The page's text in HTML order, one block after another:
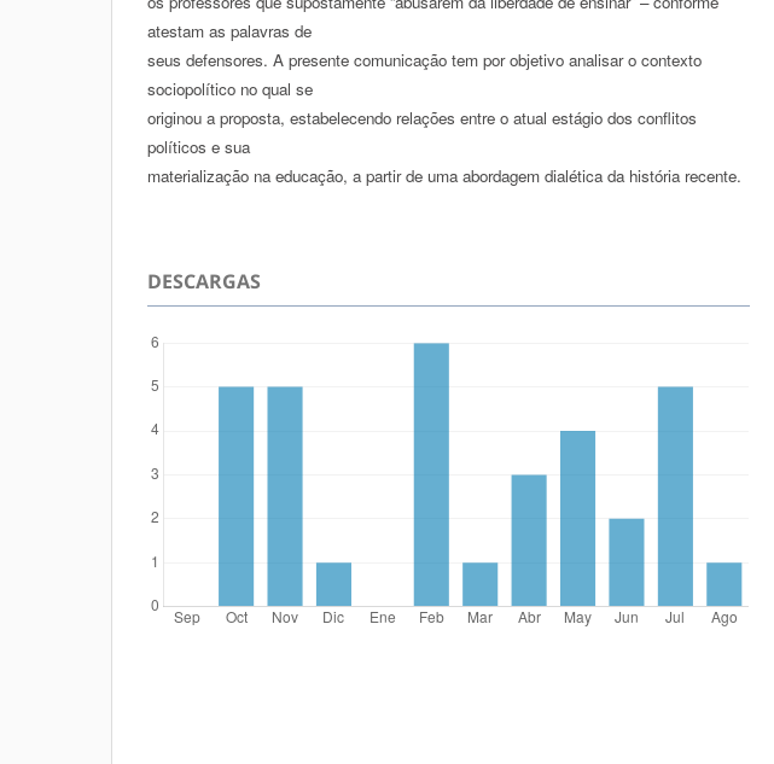
atestam as palavras de
seus defensores. A presente comunicação tem por objetivo analisar o contexto
sociopolítico no qual se
originou a proposta, estabelecendo relações entre o atual estágio dos conflitos
políticos e sua
materialização na educação, a partir de uma abordagem dialética da história recente.
DESCARGAS